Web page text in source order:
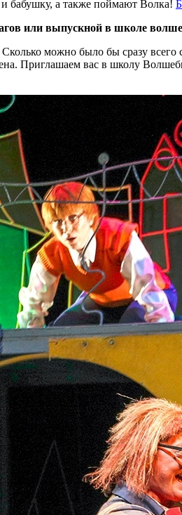
бабушку, а также поймают Волка!
или выпускной в школе
можно было бы сразу
Приглашаем вас в школу